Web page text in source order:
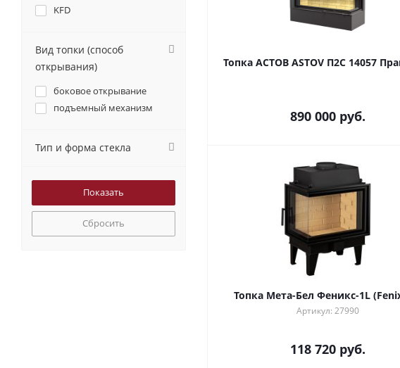
Топка АСТОВ ASTOV П2С 14057
890 000руб.
Топка Мета-Бел Феникс-1L
Артикул: 27990
118 720руб.
KFD
Вид топки (способ
открывания)
боковое открывание
подъемный механизм
Тип и форма стекла
Сбросить